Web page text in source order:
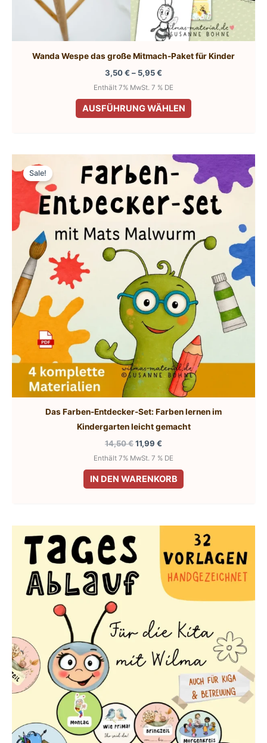
Wanda Wespe das große Mitmach-Paket für Kinder
3,50€ – 5,95€
bis
Enthält 7% MwSt. 7 % DE
AUSFÜHRUNG WÄHLEN
Dieses
Produkt
Varianten
auf.
Die
Optionen
können
auf
Produktseite
gewählt
werden
Sale!
Das Farben-Entdecker-Set: Farben lernen im
Kindergarten leicht gemacht
14,50€Ursprünglicher
war:
11,99 €
ist:
11,99 €.
Enthält 7% MwSt. 7 % DE
IN DEN WARENKORB